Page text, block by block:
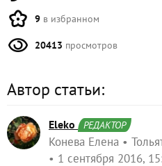
9 в избранном
20413 просмотров
Автор статьи:
Eleko РЕДАКТОР
Конева Елена
1 сентября 2016,